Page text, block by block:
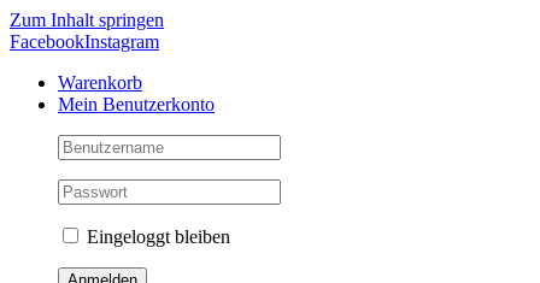
Zum Inhalt springen
FacebookInstagram
Warenkorb
Mein Benutzerkonto
Eingeloggt bleiben